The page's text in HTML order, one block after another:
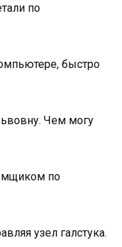
по
быстро
Чем могу
по
узел галстука.